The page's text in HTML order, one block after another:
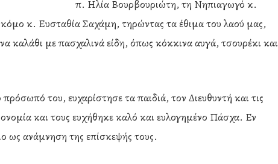
π. Ηλία Βουρβουριώτη, τη Νηπιαγωγό κ.
κ. Ευσταθία Σαχάμη, τηρώντας τα έθιμα του λαού μας,
καλάθι με πασχαλινά είδη, όπως κόκκινα αυγά, τσουρέκι και
του, ευχαρίστησε τα παιδιά, τον Διευθυντή και τις
και τους ευχήθηκε καλό και ευλογημένο Πάσχα. Εν
ως ανάμνηση της επίσκεψής τους.